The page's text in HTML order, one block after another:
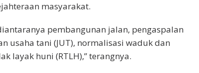
masyarakat.
pembangunan jalan, pengaspalan
usaha tani (JUT), normalisasi waduk dan
layak huni (RTLH),” terangnya.